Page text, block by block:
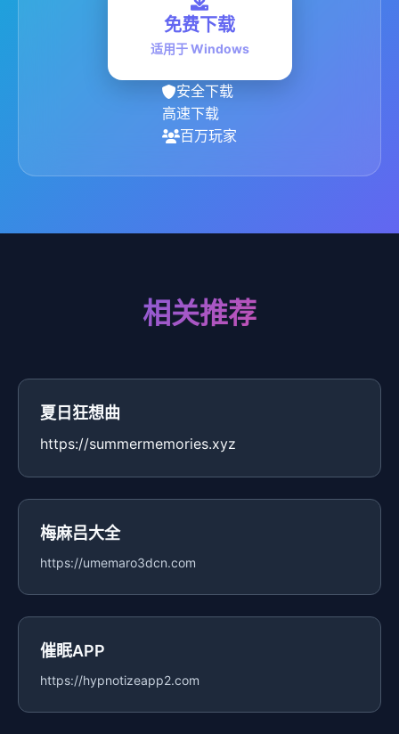
免费下载
适用于 Windows
安全下载
高速下载
百万玩家
相关推荐
夏日狂想曲
https://summermemories.xyz
梅麻吕大全
https://umemaro3dcn.com
催眠APP
https://hypnotizeapp2.com